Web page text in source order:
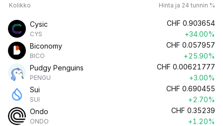
Kolikko Hinta ja 24 tunnin %
Cysic
CYS
CHF 0.903654
+34.00%
Biconomy
BICO
CHF 0.057957
+25.90%
Pudgy Penguins
PENGU
CHF 0.00621777
+3.00%
Sui
SUI
CHF 0.690455
+2.70%
Ondo
ONDO
CHF 0.35239
+1.20%